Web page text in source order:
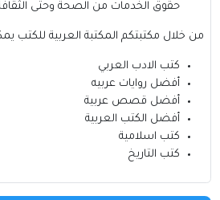
حقوق الخدمات من الصحة وحتى
من خلال مكتبتكم المكتبة العربية للكتب
كتب الادب العربي
أفضل روايات عربيه
أفضل قصص عربية
أفضل الكتب العربية
كتب اسلامية
كتب التاريخ